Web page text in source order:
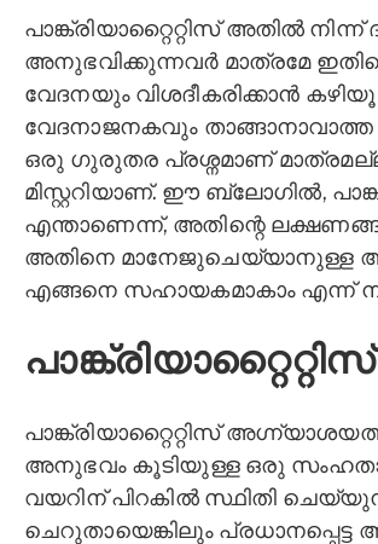
പാങ്ക്രിയാറ്റൈറ്റിസ് അതിൽ
അനുഭവിക്കുന്നവർ മാത്രമേ
വേദനയും വിശദീകരിക്കാൻ
വേദനാജനകവും
ഒരു ഗുരുതര പ്രശ്നമാണ്
മിസ്റ്ററിയാണ്. ഈ ബ്ലോഗിൽ,
എന്താണെന്ന്, അതിന്റെ
അതിനെ മാനേജുചെയ്യാനുള്ള
എങ്ങനെ സഹായകമാകാം എന്ന്
പാങ്ക്രിയാറ്റൈറ്റിസ്
അനുഭവം കൂടിയുള്ള ഒരു
വയറിന് പിറകിൽ സ്ഥിതി
ചെറുതായെങ്കിലും